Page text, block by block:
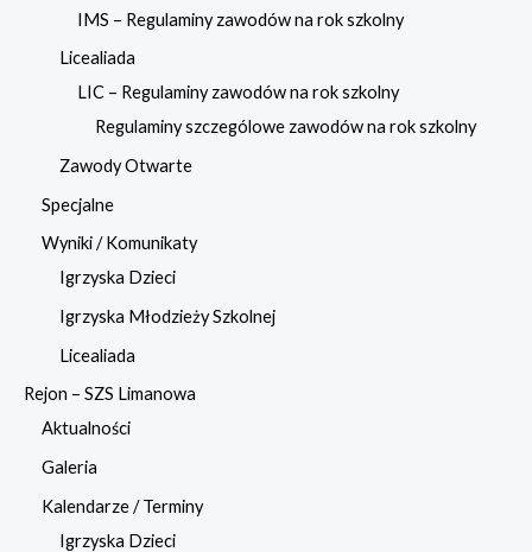
IMS – Regulaminy zawodów na rok szkolny
Licealiada
LIC – Regulaminy zawodów na rok szkolny
Regulaminy szczególowe zawodów na rok szkolny
Zawody Otwarte
Specjalne
Wyniki / Komunikaty
Igrzyska Dzieci
Igrzyska Młodzieży Szkolnej
Licealiada
Rejon – SZS Limanowa
Aktualności
Galeria
Kalendarze / Terminy
Igrzyska Dzieci